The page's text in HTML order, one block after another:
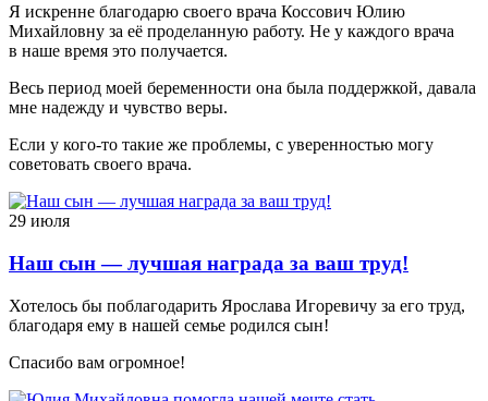
Я искренне благодарю своего врача Коссович Юлию
Михайловну за её проделанную работу. Не у каждого врача
в наше время это получается.
Весь период моей беременности она была поддержкой, давала
мне надежду и чувство веры.
Если у кого-то такие же проблемы, с уверенностью могу
советовать своего врача.
29 июля
Наш сын — лучшая награда за ваш труд!
Хотелось бы поблагодарить Ярослава Игоревичу за его труд,
благодаря ему в нашей семье родился сын!
Спасибо вам огромное!